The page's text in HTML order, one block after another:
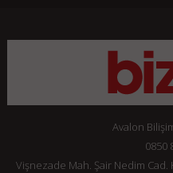
Avalon
0850
Vişnezade Mah. Şair Nedim Cad.